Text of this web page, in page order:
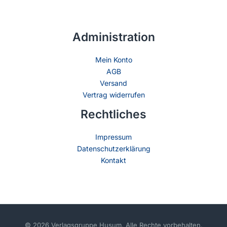
Administration
Mein Konto
AGB
Versand
Vertrag widerrufen
Rechtliches
Impressum
Datenschutzerklärung
Kontakt
© 2026 Verlagsgruppe Husum. Alle Rechte vorbehalten.